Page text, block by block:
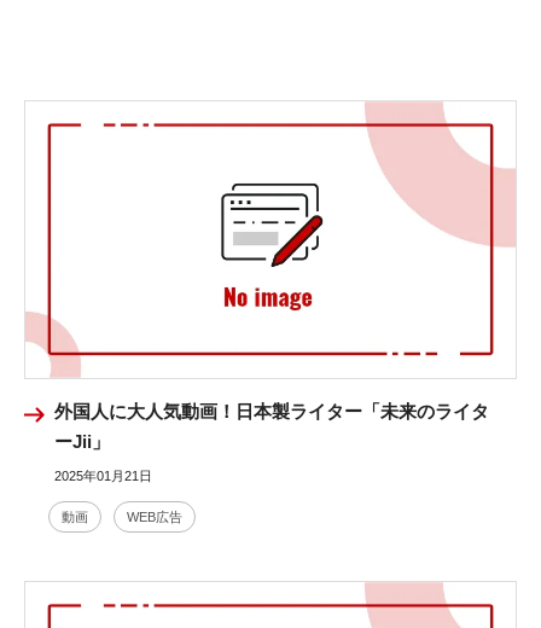
外国人に大人気動画！日本製ライター「未来のライタ
ーJii」
2025年01月21日
動画 WEB広告